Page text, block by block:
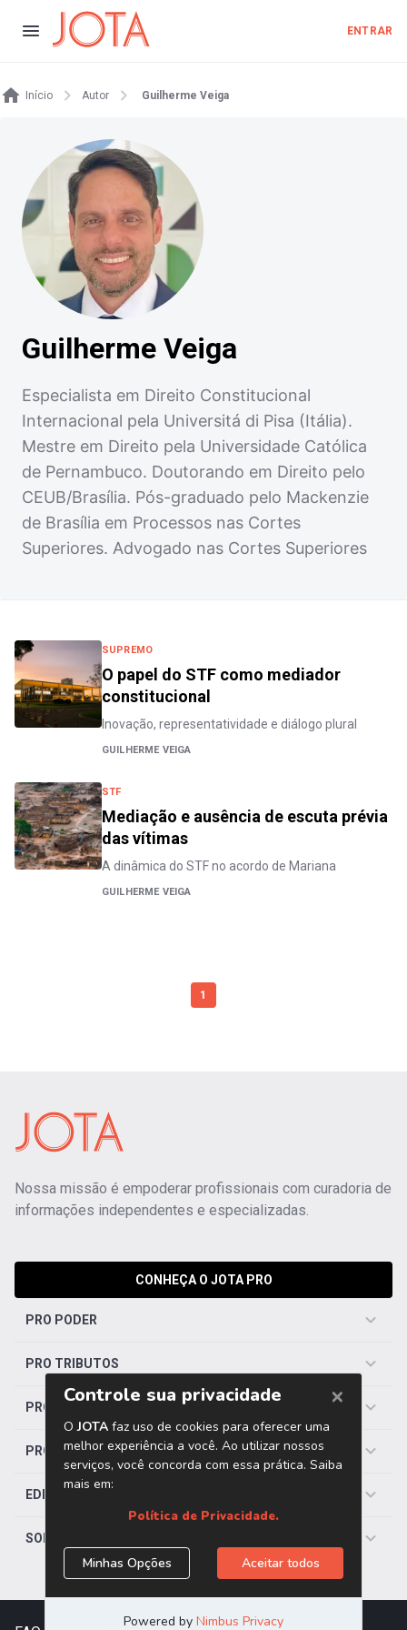
ENTRAR
Início Autor Guilherme Veiga
Guilherme Veiga
Especialista em Direito Constitucional
Internacional pela Universitá di Pisa (Itália).
Mestre em Direito pela Universidade Católica
de Pernambuco. Doutorando em Direito pelo
CEUB/Brasília. Pós-graduado pelo Mackenzie
de Brasília em Processos nas Cortes
Superiores. Advogado nas Cortes Superiores
SUPREMO
O papel do STF como mediador
constitucional
Inovação, representatividade e diálogo plural
GUILHERME VEIGA
STF
Mediação e ausência de escuta prévia
das vítimas
A dinâmica do STF no acordo de Mariana
GUILHERME VEIGA
1
Nossa missão é empoderar profissionais com curadoria de
informações independentes e especializadas.
CONHEÇA O JOTA PRO
PRO PODER
PRO TRIBUTOS
PRO TRABALHISTA
PRO SAÚDE
EDITORIAS
SOBRE O JOTA